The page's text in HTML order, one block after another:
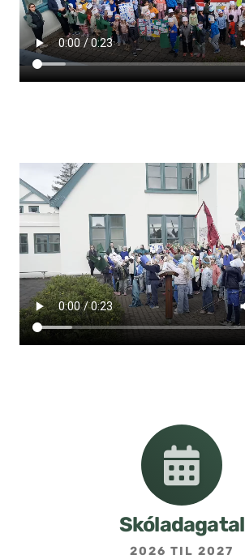
Skóladagatal
2026 TIL 2027
Náms- og kennsluáætlanir
Námsráðgjafi
Stundaskrár
Valgreinar
Umsókn um val utanskóla
Foreldrafélag
Samstarf heimilis og skóla
Áætlanir og stefnur